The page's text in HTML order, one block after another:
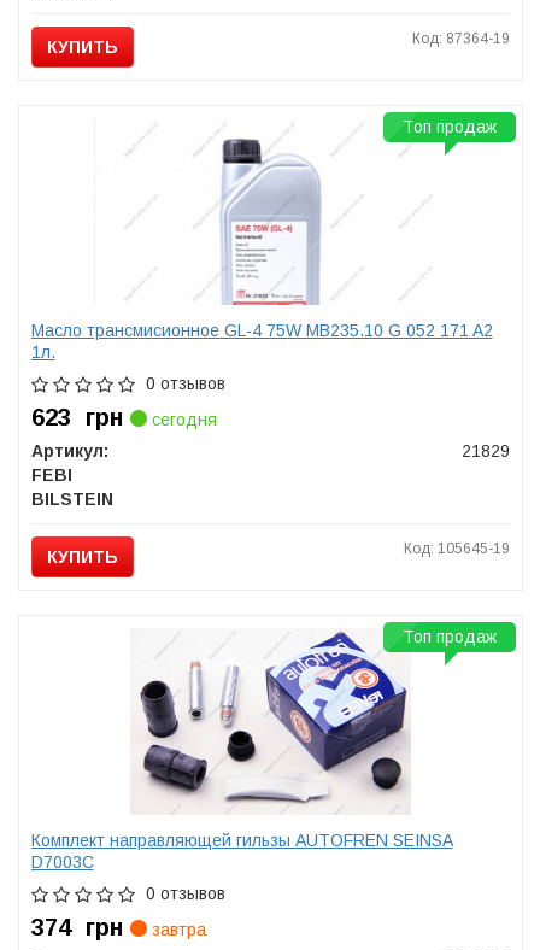
КУПИТЬ Код: 87364-19
Масло трансмисионное GL-4 75W MB235.10 G 052 171 A2
1л.
0 отзывов
623 грн
сегодня
Артикул:
21829
FEBI
BILSTEIN
КУПИТЬ Код: 105645-19
Топ продаж
Комплект направляющей гильзы AUTOFREN SEINSA
D7003C
0 отзывов
374 грн
завтра
Топ продаж